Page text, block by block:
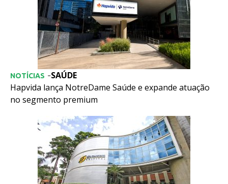
SAÚDE
NOTÍCIAS -
Hapvida lança NotreDame Saúde e expande atuação
no segmento premium